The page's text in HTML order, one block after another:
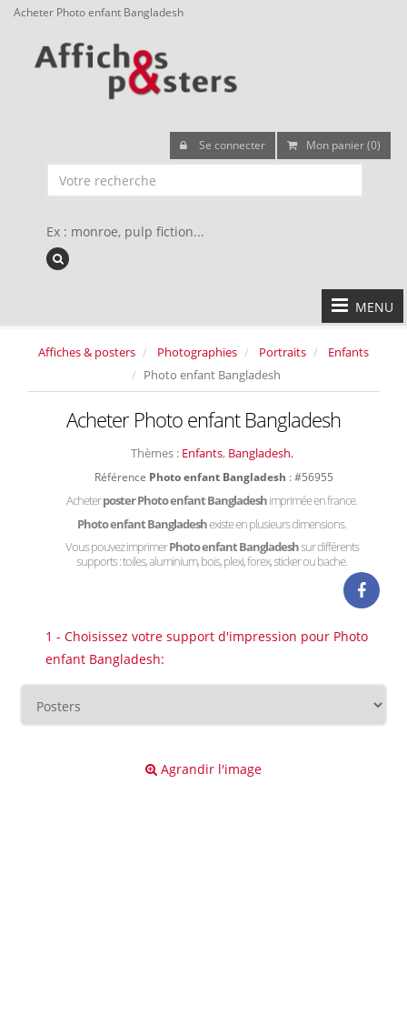
Acheter Photo enfant Bangladesh
Se connecter Mon panier (0)
Ex : monroe, pulp fiction...
MENU
Affiches & posters Photographies Portraits
Enfants
Photo enfant Bangladesh
Acheter Photo enfant Bangladesh
Thèmes : Enfants, Bangladesh,
Référence Photo enfant Bangladesh : #56955
Acheterposter Photo enfant Bangladeshimprimée en france.
Photo enfant Bangladeshexiste en plusieurs dimensions.
Vous pouvez imprimerPhoto enfant Bangladeshsur différents
supports : toiles, aluminium, bois, plexi, forex, sticker ou bache.
1 - Choisissez votre support d'impression pour Photo
enfant Bangladesh:
Agrandir l'image